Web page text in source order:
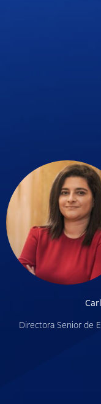
Directora Senior de